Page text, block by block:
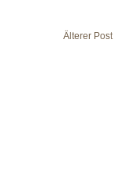
Älterer Post